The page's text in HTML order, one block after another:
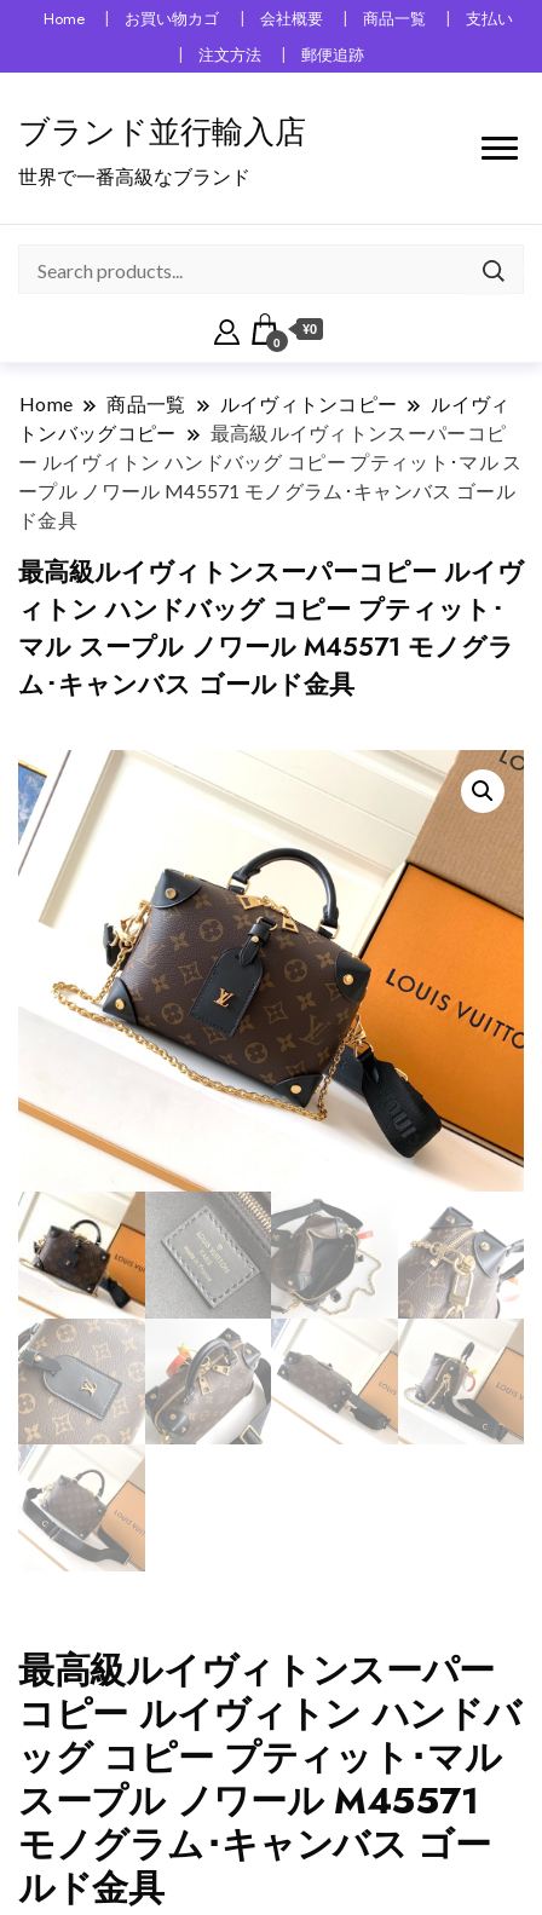
Home お買い物カゴ 会社概要 商品一覧
支払い
注文方法
郵便追跡
ブランド並行輸入店
世界で一番高級なブランド
0
¥0
Home 商品一覧 ルイヴィトンコピー
ルイヴィ
トンバッグコピー
最高級ルイヴィトンスーパーコピ
ー ルイヴィトン ハンドバッグ コピー プティット･マル ス
ープル ノワール M45571 モノグラム･キャンバス ゴール
ド金具
最高級ルイヴィトンスーパーコピー ルイヴ
ィトン ハンドバッグ コピー プティット･
マル スープル ノワール M45571 モノグラ
ム･キャンバス ゴールド金具
最高級ルイヴィトンスーパー
コピー ルイヴィトン ハンドバ
ッグ コピー プティット･マル
スープル ノワール M45571
モノグラム･キャンバス ゴー
ルド金具